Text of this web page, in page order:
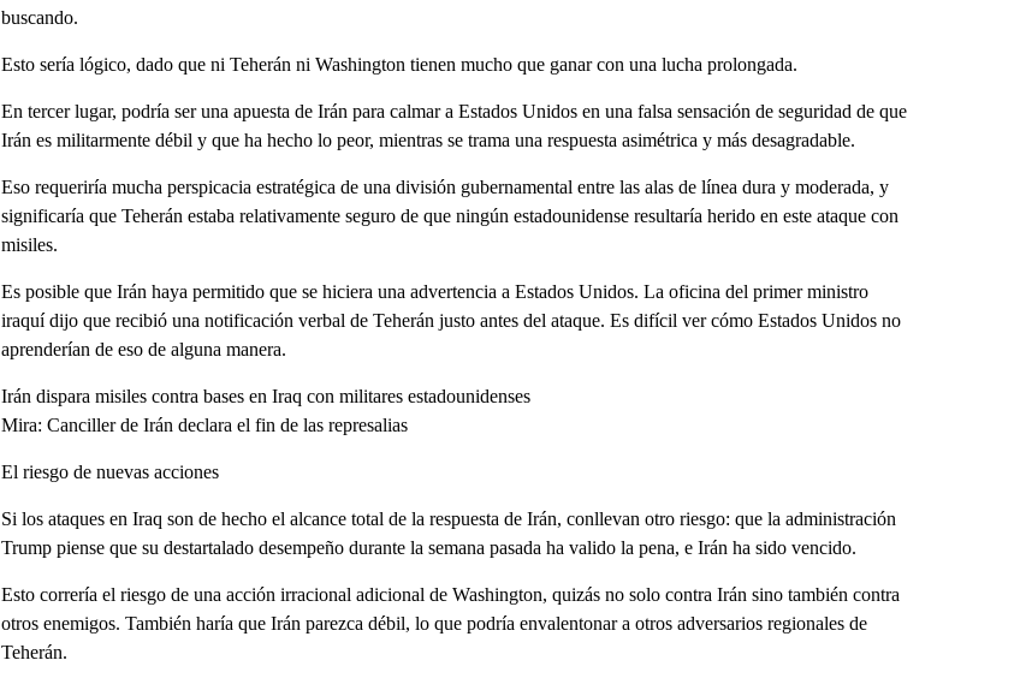
buscando.
Esto sería lógico, dado que ni Teherán ni Washington tienen mucho que ganar con una lucha prolongada.
En tercer lugar, podría ser una apuesta de Irán para calmar a Estados Unidos en una falsa sensación de seguridad de que
Irán es militarmente débil y que ha hecho lo peor, mientras se trama una respuesta asimétrica y más desagradable.
Eso requeriría mucha perspicacia estratégica de una división gubernamental entre las alas de línea dura y moderada, y
significaría que Teherán estaba relativamente seguro de que ningún estadounidense resultaría herido en este ataque con
misiles.
Es posible que Irán haya permitido que se hiciera una advertencia a Estados Unidos. La oficina del primer ministro
iraquí dijo que recibió una notificación verbal de Teherán justo antes del ataque. Es difícil ver cómo Estados Unidos no
aprenderían de eso de alguna manera.
Irán dispara misiles contra bases en Iraq con militares estadounidenses
Mira: Canciller de Irán declara el fin de las represalias
El riesgo de nuevas acciones
Si los ataques en Iraq son de hecho el alcance total de la respuesta de Irán, conllevan otro riesgo: que la administración
Trump piense que su destartalado desempeño durante la semana pasada ha valido la pena, e Irán ha sido vencido.
Esto correría el riesgo de una acción irracional adicional de Washington, quizás no solo contra Irán sino también contra
otros enemigos. También haría que Irán parezca débil, lo que podría envalentonar a otros adversarios regionales de
Teherán.